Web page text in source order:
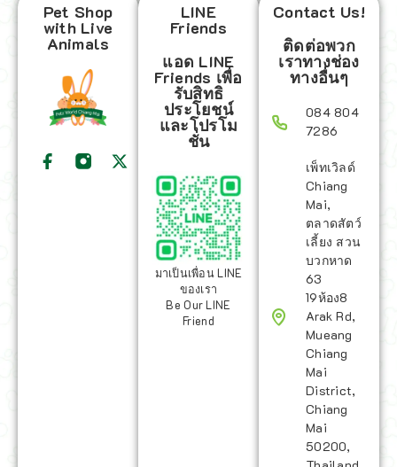
Pet Shop
with Live
Animals
LINE
Friends
แอด LINE
Friends เพื่อ
รับสิทธิ
ประโยชน์
และโปรโม
ชั่น
มาเป็นเพื่อน LINE
ของเรา
Be Our LINE
Friend
Contact Us!
ติดต่อพวก
เราทางช่อง
ทางอื่นๆ
084 804
7286
เพ็ทเวิลด์
Chiang
Mai,
ตลาดสัตว์
เลี้ยง สวน
บวกหาด
63
19ห้อง8
Arak Rd,
Mueang
Chiang
Mai
District,
Chiang
Mai
50200,